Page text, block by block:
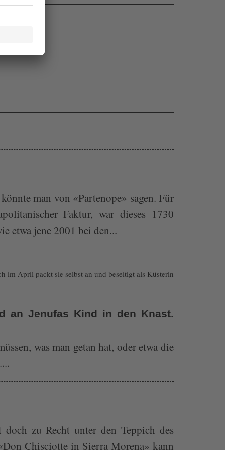
man von «Partenope» sagen. Für
Faktur, war dieses 1730
etwa jene 2001 bei den...
im April packt sie selbst an und beseitigt als Küsterin
an Jenufas Kind in den Knast.
was man getan hat, oder etwa die
zu Recht unter den Teppich des
Chisciotte in Sierra Morena» kann